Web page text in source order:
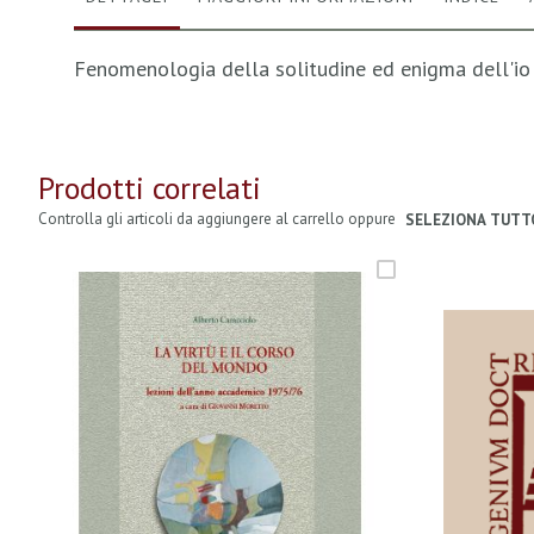
Fenomenologia della solitudine ed enigma dell'io
Prodotti correlati
Controlla gli articoli da aggiungere al carrello oppure SELEZIONA